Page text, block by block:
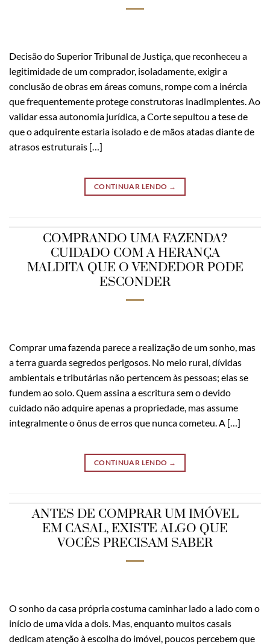
Decisão do Superior Tribunal de Justiça, que reconheceu a
legitimidade de um comprador, isoladamente, exigir a
conclusão de obras em áreas comuns, rompe com a inércia
que frequentemente protege construtoras inadimplentes. Ao
validar essa autonomia jurídica, a Corte sepultou a tese de
que o adquirente estaria isolado e de mãos atadas diante de
atrasos estruturais […]
CONTINUAR LENDO →
COMPRANDO UMA FAZENDA?
CUIDADO COM A HERANÇA
MALDITA QUE O VENDEDOR PODE
ESCONDER
Comprar uma fazenda parece a realização de um sonho, mas
a terra guarda segredos perigosos. No meio rural, dívidas
ambientais e tributárias não pertencem às pessoas; elas se
fundem ao solo. Quem assina a escritura sem o devido
cuidado não adquire apenas a propriedade, mas assume
integralmente o ônus de erros que nunca cometeu. A […]
CONTINUAR LENDO →
ANTES DE COMPRAR UM IMÓVEL
EM CASAL, EXISTE ALGO QUE
VOCÊS PRECISAM SABER
O sonho da casa própria costuma caminhar lado a lado com o
início de uma vida a dois. Mas, enquanto muitos casais
dedicam atenção à escolha do imóvel, poucos percebem que